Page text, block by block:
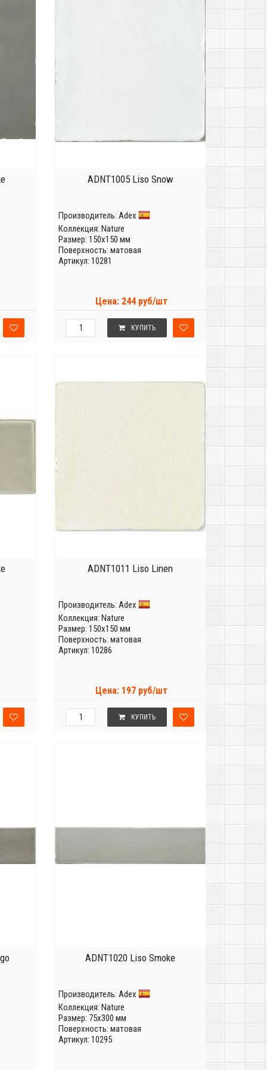
ADNT1005 Liso Snow
Производитель: Adex
Коллекция: Nature
Размер: 150x150 мм
Поверхность: матовая
Артикул: 10281
Цена: 244 руб/шт
КУПИТЬ
ADNT1011 Liso Linen
Производитель: Adex
Коллекция: Nature
Размер: 150x150 мм
Поверхность: матовая
Артикул: 10286
Цена: 197 руб/шт
КУПИТЬ
ADNT1020 Liso Smoke
Производитель: Adex
Коллекция: Nature
Размер: 75x300 мм
Поверхность: матовая
Артикул: 10295